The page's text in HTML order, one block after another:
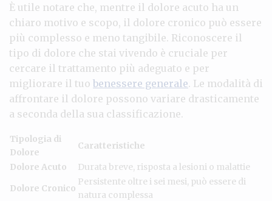
È utile notare che, mentre il dolore acuto ha un
chiaro motivo e scopo, il dolore cronico può essere
più complesso e meno tangibile. Riconoscere il
tipo di dolore che stai vivendo è cruciale per
cercare il trattamento più adeguato e per
migliorare il tuo benessere generale. Le modalità di
affrontare il dolore possono variare drasticamente
a seconda della sua classificazione.
Tipologia di
Dolore
Caratteristiche
Dolore Acuto
Durata breve, risposta a lesioni o malattie
Dolore Cronico
Persistente oltre i sei mesi, può essere di
natura complessa